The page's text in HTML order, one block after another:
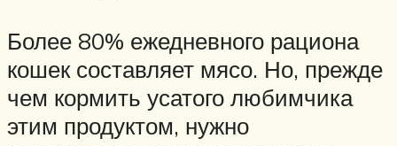
Более 80% ежедневного рациона
кошек составляет мясо. Но, прежде
чем кормить усатого любимчика
этим продуктом, нужно